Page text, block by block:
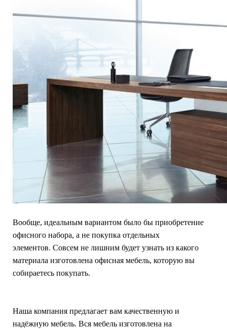
Вообще, идеальным вариантом было бы приобретение
офисного набора, а не покупка отдельных
элементов. Совсем не лишним будет узнать из какого
материала изготовлена офисная мебель, которую вы
собираетесь покупать.
Наша компания предлагает вам качественную и
надёжную мебель. Вся мебель изготовлена на